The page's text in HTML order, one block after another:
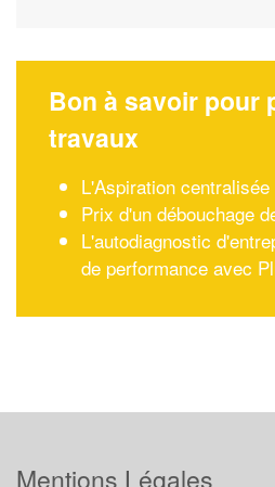
Bon à savoir pour
travaux
L'Aspiration centralisée
Prix d'un débouchage
L'autodiagnostic
de performance avec
Mentions Légales